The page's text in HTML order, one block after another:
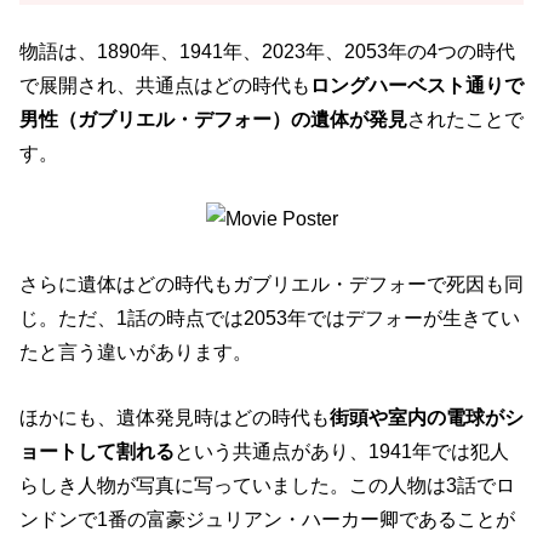
物語は、1890年、1941年、2023年、2053年の4つの時代
で展開され、共通点はどの時代も ロングハーベスト通りで
男性（ガブリエル・デフォー）の遺体が発見されたことで
す。
さらに遺体はどの時代もガブリエル・デフォーで死因も同
じ。ただ、1話の時点では2053年ではデフォーが生きてい
たと言う違いがあります。
ほかにも、遺体発見時はどの時代も街頭や室内の電球がシ
ョートして割れるという共通点があり、1941年では犯人
らしき人物が写真に写っていました。この人物は3話でロ
ンドンで1番の富豪ジュリアン・ハーカー卿であることが